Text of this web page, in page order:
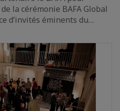
la cérémonie BAFA Global
d’invités éminents du…